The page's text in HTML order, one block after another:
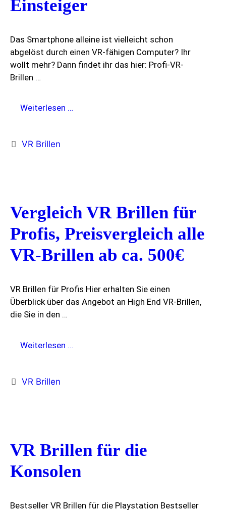
Einsteiger
Das Smartphone alleine ist vielleicht schon
abgelöst durch einen VR-fähigen Computer? Ihr
wollt mehr? Dann findet ihr das hier: Profi-VR-
Brillen …
Weiterlesen …
Kategorien
VR Brillen
Vergleich VR Brillen für
Profis, Preisvergleich alle
VR-Brillen ab ca. 500€
VR Brillen für Profis Hier erhalten Sie einen
Überblick über das Angebot an High End VR-Brillen,
die Sie in den …
Weiterlesen …
Brillen
ab
ca.
Kategorien
VR Brillen
VR Brillen für die
Konsolen
Bestseller VR Brillen für die Playstation Bestseller